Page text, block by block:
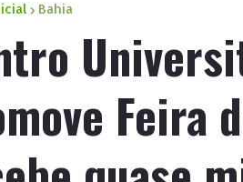
Bahia
Feira